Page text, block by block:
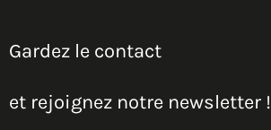
Gardez le contact
et rejoignez notre newsletter !